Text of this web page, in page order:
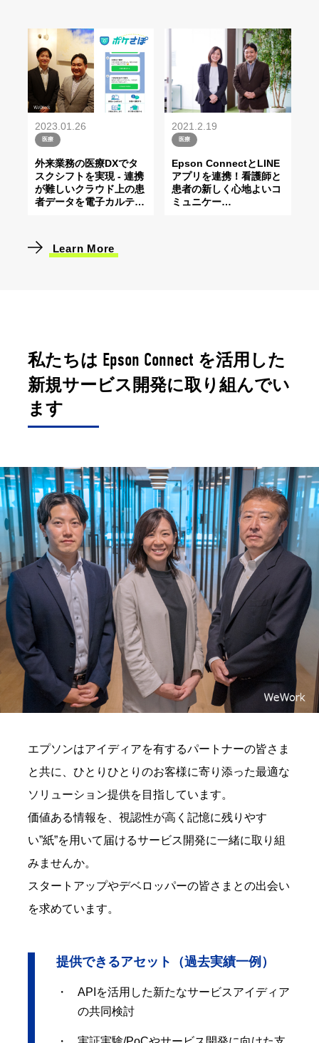
2023.01.26
医療
外来業務の医療DXでタ
スクシフトを実現 - 連携
が難しいクラウド上の患
者データを電子カルテ…
2021.2.19
医療
Epson ConnectとLINE
アプリを連携！看護師と
患者の新しく心地よいコ
ミュニケー…
Learn More
私たちは Epson Connect を活用した
新規サービス開発に取り組んでい
ます
エプソンはアイディアを有するパートナーの皆さま
と共に、ひとりひとりのお客様に寄り添った最適な
ソリューション提供を目指しています。
価値ある情報を、視認性が高く記憶に残りやす
い”紙”を用いて届けるサービス開発に一緒に取り組
みませんか。
スタートアップやデベロッパーの皆さまとの出会い
を求めています。
提供できるアセット（過去実績一例）
APIを活用した新たなサービスアイディア
の共同検討